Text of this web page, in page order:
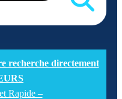
recherche directement
Rapide –